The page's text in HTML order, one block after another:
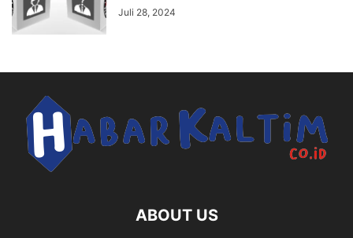
Juli 28, 2024
ABOUT US